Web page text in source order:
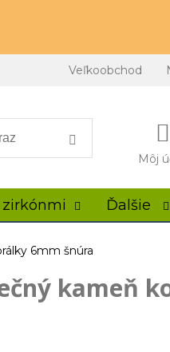
Veľkoobchod
Môj
Ďalšie
6mm šnúra
kameň